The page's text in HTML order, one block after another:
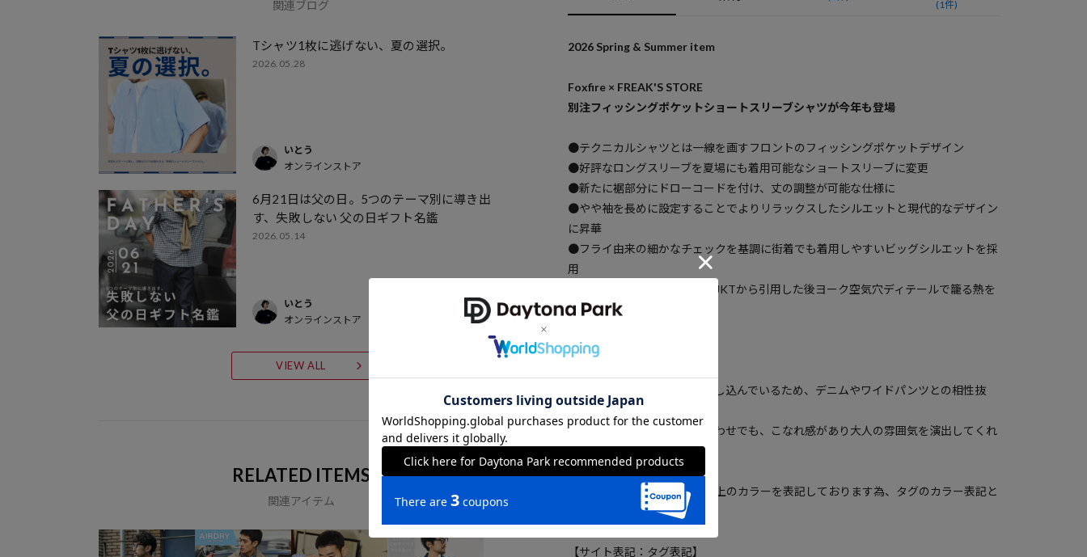
関連ブログ
Tシャツ1枚に逃げない、夏の選択。
2026.05.28
いとう
オンラインストア
6月21日は父の日。5つのテーマ別に導き出
す、失敗しない 父の日ギフト名鑑
2026.05.14
いとう
オンラインストア
VIEW ALL
RELATED ITEMS
関連アイテム
(1件)
2026 Spring & Summer item
Foxfire × FREAK'S STORE
別注フィッシングポケットショートスリーブシャツが今年も登場
●テクニカルシャツとは一線を画すフロントのフィッシングポケットデザイン
●好評なロングスリーブを夏場にも着用可能なショートスリーブに変更
●新たに裾部分にドローコードを付け、丈の調整が可能な仕様に
●やや袖を長めに設定することでよりリラックスしたシルエットと現代的なデザイン
に昇華
●フライ由来の細かなチェックを基調に街着でも着用しやすいビッグシルエットを採
用
●ビンテージのフィッシングJKTから引用した後ヨーク空気穴ディテールで籠る熱を
逃がす快適さをプラス
カジュアルなデザインに落とし込んでいるため、デニムやワイドパンツとの相性抜
すっきりとしたボトムとの合わせでも、こなれ感があり大人の雰囲気を演出してくれ
ます。
※こちらの商品は、弊社管理上のカラーを表記しております為、タグのカラー表記と
異なる記載となっております。
【サイト表記：タグ表記】